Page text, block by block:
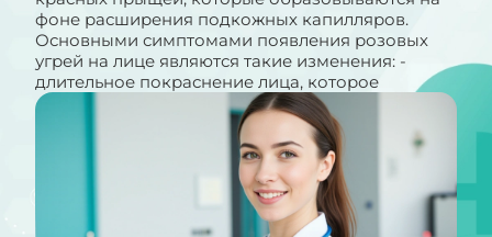
фоне расширения подкожных капилляров.
Основными симптомами появления розовых
угрей на лице являются такие изменения: -
длительное покраснение лица, которое